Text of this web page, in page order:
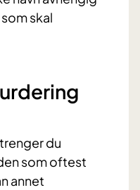
skal
du
som oftest
annet